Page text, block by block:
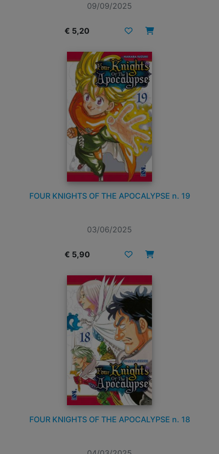
09/09/2025
€ 5,20
FOUR KNIGHTS OF THE APOCALYPSE n. 19
03/06/2025
€ 5,90
FOUR KNIGHTS OF THE APOCALYPSE n. 18